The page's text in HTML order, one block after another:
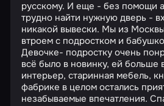
русскому. И еще - без помощи
трудно найти нужную дверь -
никакой вывески. Мы из
втроем с подростком и
Девочке- подростку очень
всё было в новинку, ей больше
интерьер, старинная мебель,
фабрике в целом остались
незабываемые впечатления.